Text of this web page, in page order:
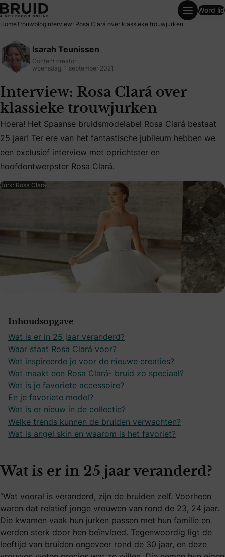
Interview: Rosa Clará over klassieke trouwjurken
Word lid
HomeTrouwblogInterview: Rosa Clará over klassieke trouwjurken
Isarah Teunissen
Content creator
woensdag, 1 september 2021
Interview: Rosa Clará over
klassieke trouwjurken
Hoera! Het Spaanse bruidsmodelabel Rosa Clará
Hoera! Het Spaanse bruidsmodelabel Rosa Clará bestaat
25 jaar! Ter ere van het fantastische jubileum hebben we
een exclusief interview met oprichtster en
hoofdontwerpster Rosa Clará.
Jurk: Rosa Clará
Inhoudsopgave
Wat is er in 25 jaar veranderd?
Waar staat Rosa Clará voor?
Wat inspireerde je voor de nieuwe creaties?
Wat maakt een Rosa Clará- bruid zo speciaal?
Wat is je favoriete accessoire?
En je favoriete model?
Wat is er nieuw in de collectie?
Welke trends kunnen de bruiden verwachten?
Wat is angel skin en waarom is het favoriet?
Wat is er in 25 jaar veranderd?
“Wat vooral is veranderd, zijn de bruiden zelf. Voorheen
waren dat relatief jonge vrouwen van rond de 23, 24 jaar.
Die kwamen vaak hun jurken passen met hun familie en
werden sterk door hen beïnvloed. Tegenwoordig ligt de
leeftijd van bruiden ongeveer rond de 30 jaar, en deze